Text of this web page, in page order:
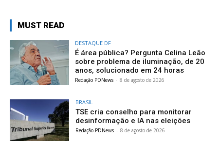
MUST READ
DESTAQUE DF
É área pública? Pergunta Celina Leão
sobre problema de iluminação, de 20
anos, solucionado em 24 horas
Redação PDNews - 8 de agosto de 2026
BRASIL
TSE cria conselho para monitorar
desinformação e IA nas eleições
Redação PDNews - 8 de agosto de 2026